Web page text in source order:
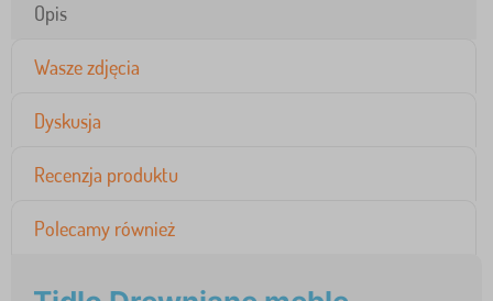
Opis
Wasze zdjęcia
Dyskusja
Recenzja produktu
Polecamy również